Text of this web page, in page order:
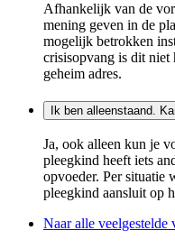
Afhankelijk van de
mening geven in de
mogelijk betrokken
crisisopvang is dit niet
geheim adres.
Ik ben alleenstaand.
Ja, ook alleen kun je
pleegkind heeft iets
opvoeder. Per situatie
pleegkind aansluit op
Naar alle veelgestelde